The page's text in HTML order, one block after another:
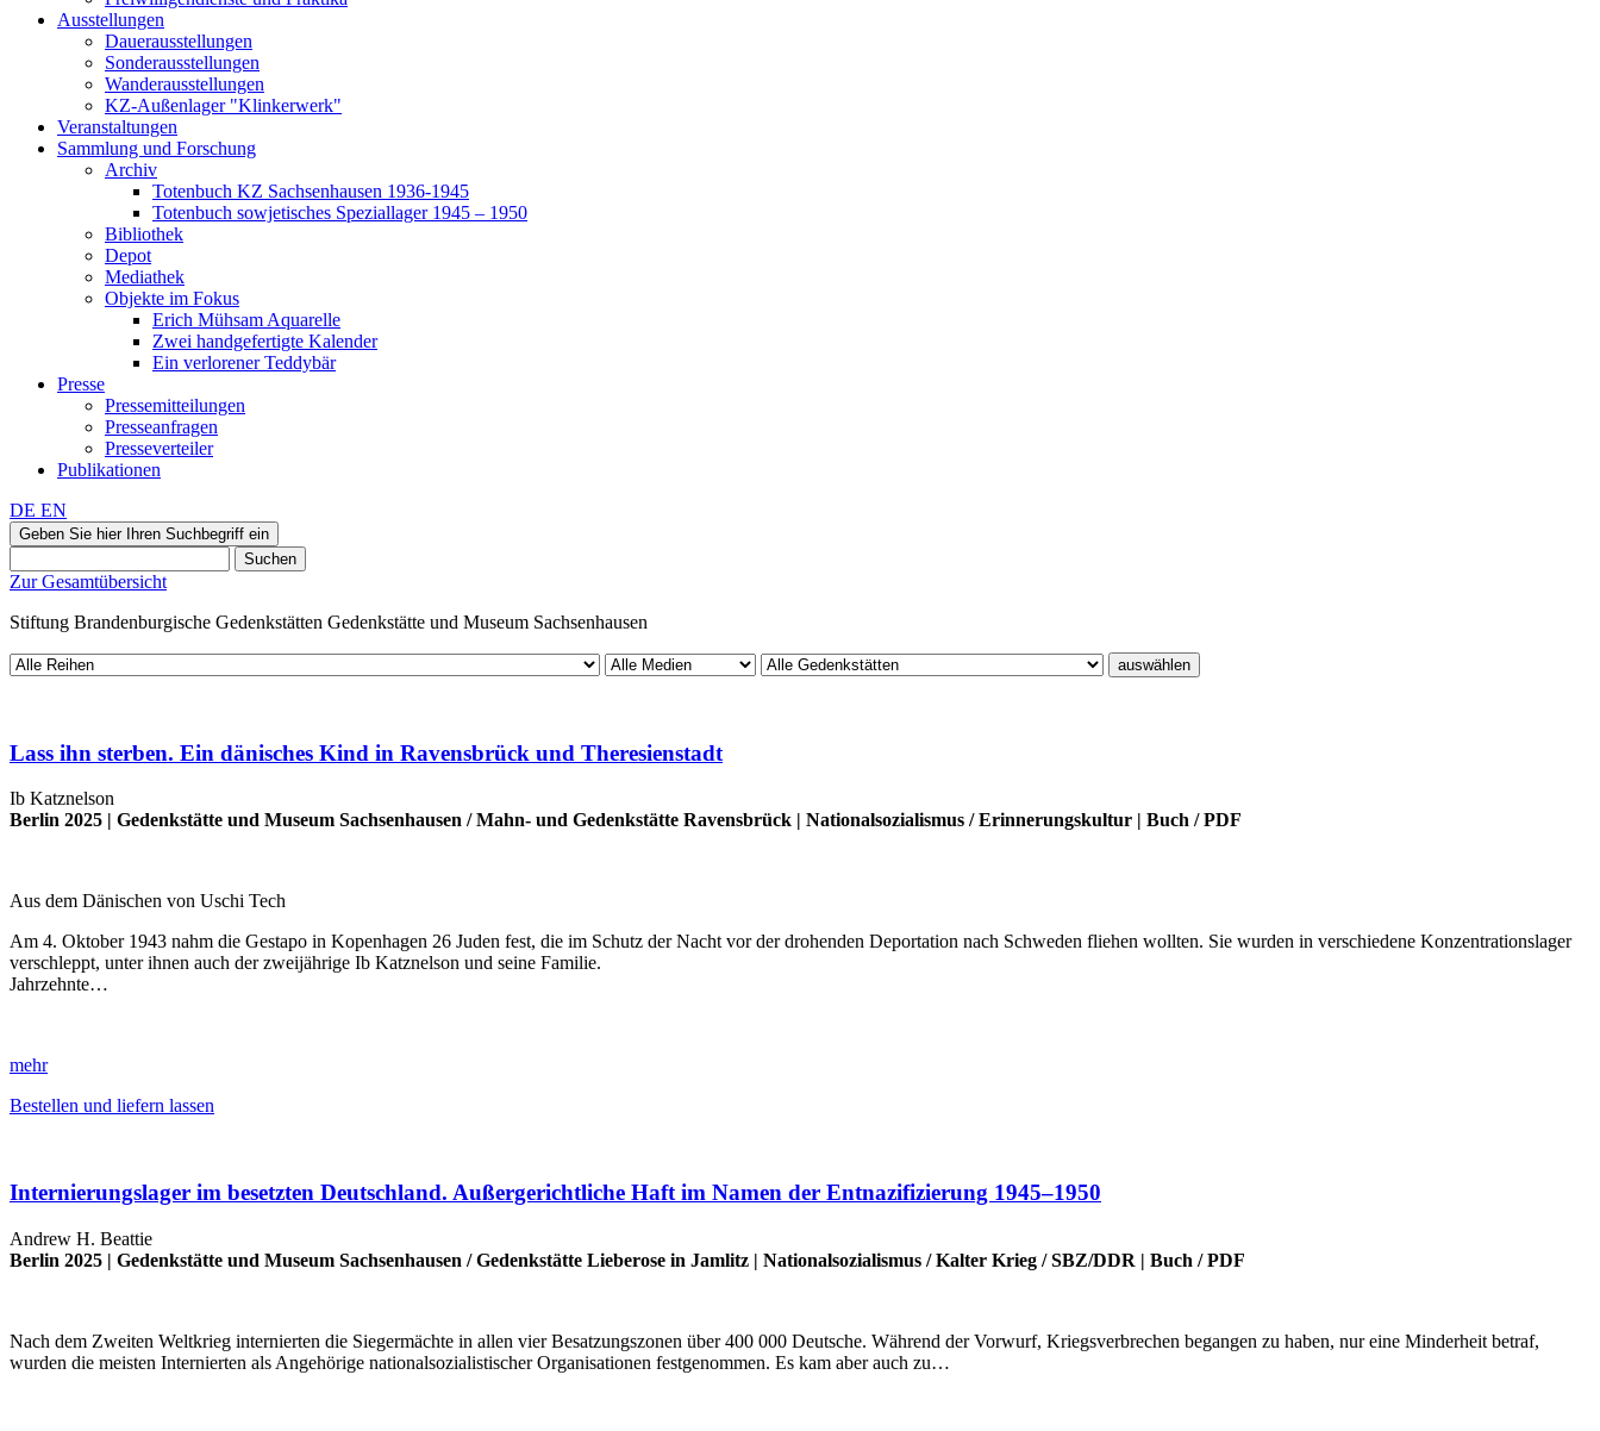
Ausstellungen
Dauerausstellungen
Sonderausstellungen
Wanderausstellungen
KZ-Außenlager "Klinkerwerk"
Veranstaltungen
Sammlung und Forschung
Archiv
Totenbuch KZ Sachsenhausen 1936-1945
Totenbuch sowjetisches Speziallager 1945 – 1950
Bibliothek
Depot
Mediathek
Objekte im Fokus
Erich Mühsam Aquarelle
Zwei handgefertigte Kalender
Ein verlorener Teddybär
Presse
Pressemitteilungen
Presseanfragen
Presseverteiler
Publikationen
DE EN
Geben Sie hier Ihren Suchbegriff ein
Suchen
Zur Gesamtübersicht
Stiftung Brandenburgische Gedenkstätten Gedenkstätte und Museum Sachsenhausen
auswählen
Lass ihn sterben. Ein dänisches Kind in Ravensbrück und Theresienstadt
Ib Katznelson
Berlin 2025 | Gedenkstätte und Museum Sachsenhausen /Mahn- und Gedenkstätte Ravensbrück | Nationalsozialismus /Erinnerungskultur | Buch /PDF
Aus dem Dänischen von Uschi Tech
Am 4. Oktober 1943 nahm die Gestapo in Kopenhagen 26 Juden fest, die im Schutz der Nacht vor der drohenden Deportation nach Schweden fliehen wollten. Sie wurden in verschiedene Konzentrationslager
verschleppt, unter ihnen auch der zweijährige Ib Katznelson und seine Familie.
Jahrzehnte…
mehr
Bestellen und liefern lassen
Internierungslager im besetzten Deutschland. Außergerichtliche Haft im Namen der Entnazifizierung 1945–1950
Andrew H. Beattie
Berlin 2025 | Gedenkstätte und Museum Sachsenhausen /Gedenkstätte Lieberose in Jamlitz | Nationalsozialismus /Kalter Krieg /SBZ/DDR | Buch /PDF
Nach dem Zweiten Weltkrieg internierten die Siegermächte in allen vier Besatzungszonen über 400 000 Deutsche. Während der Vorwurf, Kriegsverbrechen begangen zu haben, nur eine Minderheit betraf,
wurden die meisten Internierten als Angehörige nationalsozialistischer Organisationen festgenommen. Es kam aber auch zu…